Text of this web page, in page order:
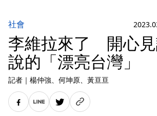
社會
李維拉來了 開心見
說的「漂亮台灣」
記者 ｜ 楊仲強、何坤原、黃亘亘